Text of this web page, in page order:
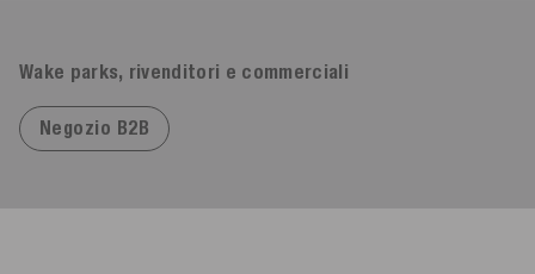
Wake parks, rivenditori e commerciali
Negozio B2B